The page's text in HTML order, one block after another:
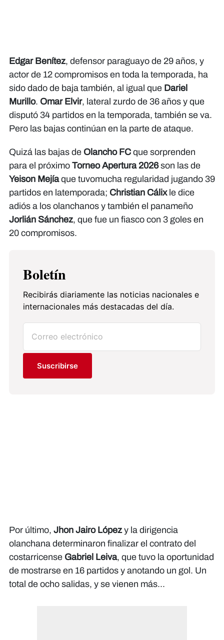
Edgar Benítez, defensor paraguayo de 29 años, y
actor de 12 compromisos en toda la temporada, ha
sido dado de baja también, al igual que Dariel
Murillo. Omar Elvir, lateral zurdo de 36 años y que
disputó 34 partidos en la temporada, también se va.
Pero las bajas continúan en la parte de ataque.
Quizá las bajas de Olancho FC que sorprenden
para el próximo Torneo Apertura 2026son las de
Yeison Mejíaque tuvomucha regularidad jugando 39
partidos en latemporada; Christian Cálixle dice
adiós a los olanchanos y también el panameño
Jorlián Sánchez, que fue un fiasco con 3 goles en
20 compromisos.
Boletín
Recibirás diariamente las noticias nacionales e
internacionales más destacadas del día.
Suscribirse
Por último, Jhon Jairo Lópezy la dirigencia
olanchana determinaron finalizar el contrato del
costarricense Gabriel Leiva, que tuvo la oportunidad
de mostrarse en 16 partidos y anotando un gol. Un
total de ocho salidas, y se vienen más...